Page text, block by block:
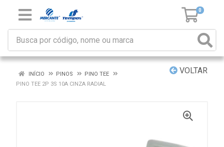
0
VOLTAR
INÍCIO PINOS
PINO TEE
PINO TEE 2P 3S 10A CINZA RADIAL